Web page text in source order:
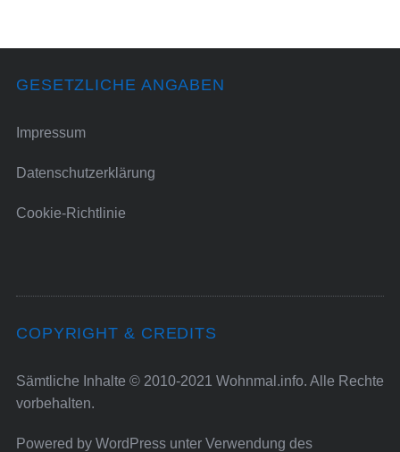
GESETZLICHE ANGABEN
Impressum
Datenschutzerklärung
Cookie-Richtlinie
COPYRIGHT & CREDITS
Sämtliche Inhalte © 2010-2021 Wohnmal.info. Alle Rechte
vorbehalten.
Powered by WordPressunter Verwendung des